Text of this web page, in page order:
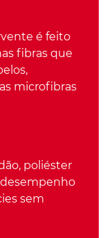
é feito
fibras que
microfibras
poliéster
sem